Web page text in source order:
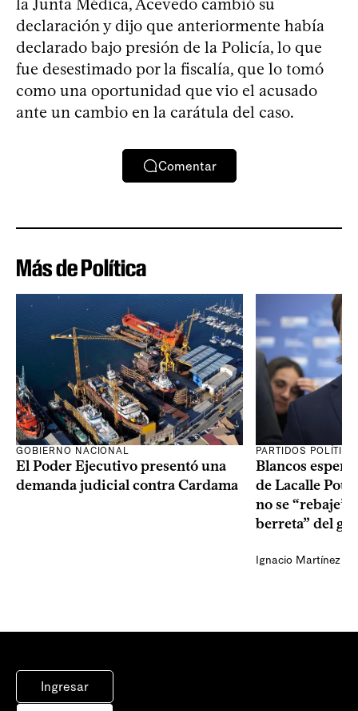
la Junta Médica, Acevedo cambió su
declaración y dijo que anteriormente había
declarado bajo presión de la Policía, lo que
fue desestimado por la fiscalía, que lo tomó
como una oportunidad que vio el acusado
ante un cambio en la carátula del caso.
Comentar
Más de Política
GOBIERNO NACIONAL
El Poder Ejecutivo presentó una
demanda judicial contra Cardama
PARTIDOS
Blancos
de Lacalle Pou
no se “rebaje”
berreta” del
Ignacio Martínez
Ingresar